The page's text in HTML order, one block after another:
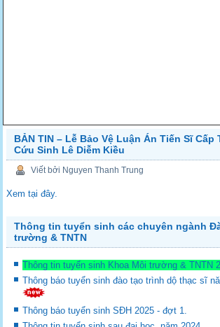
BẢN TIN – Lễ Bảo Vệ Luận Án Tiến Sĩ
Cứu Sinh Lê Diễm Kiều
Viết bởi Nguyen Thanh Trung
Xem tại đây.
Thông tin tuyển sinh các chuyên ngành
trường & TNTN
Thông tin tuyển sinh Khoa Môi trường & TNTN
Thông báo tuyển sinh đào tạo trình dộ thạc sĩ
Thông báo tuyển sinh SĐH 2025 - đợt 1.